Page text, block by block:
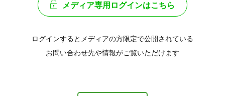
メディア専用ログインはこちら
ログインするとメディアの方限定で公開されている
お問い合わせ先や情報がご覧いただけます